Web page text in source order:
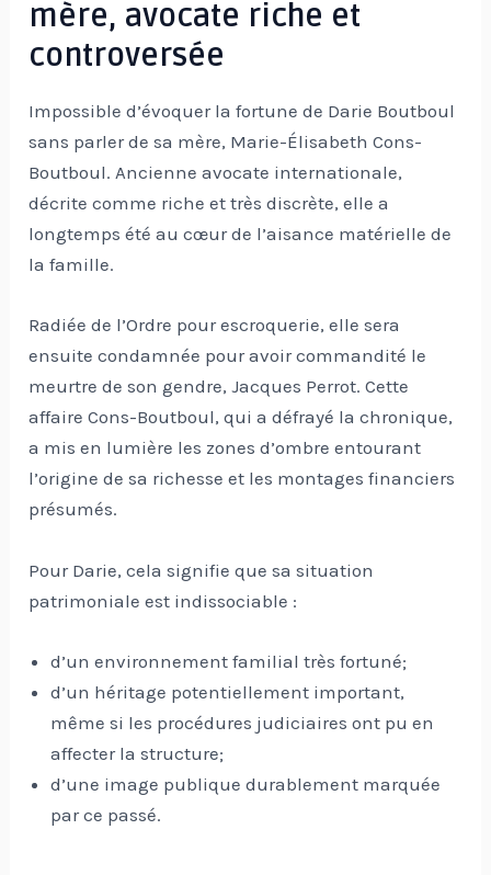
mère, avocate riche et
controversée
Impossible d’évoquer la fortune de Darie Boutboul
sans parler de sa mère, Marie-Élisabeth Cons-
Boutboul. Ancienne avocate internationale,
décrite comme riche et très discrète, elle a
longtemps été au cœur de l’aisance matérielle de
la famille.
Radiée de l’Ordre pour escroquerie, elle sera
ensuite condamnée pour avoir commandité le
meurtre de son gendre, Jacques Perrot. Cette
affaire Cons-Boutboul, qui a défrayé la chronique,
a mis en lumière les zones d’ombre entourant
l’origine de sa richesse et les montages financiers
présumés.
Pour Darie, cela signifie que sa situation
patrimoniale est indissociable :
d’un environnement familial très fortuné;
d’un héritage potentiellement important,
même si les procédures judiciaires ont pu en
affecter la structure;
d’une image publique durablement marquée
par ce passé.